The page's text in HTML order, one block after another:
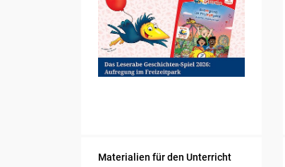
Materialien für den Unterricht